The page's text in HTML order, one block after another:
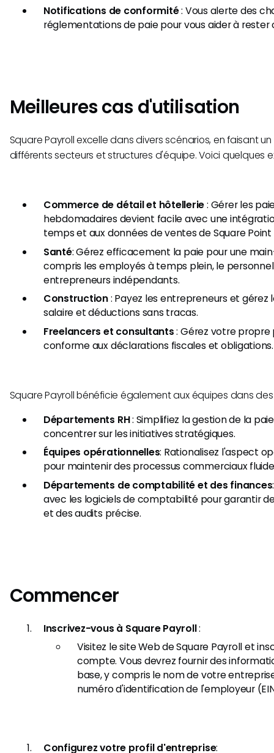
Notifications de conformité: Vous alerte des
réglementations de paie pour vous aider à rester
Meilleures cas d'utilisation
Square Payroll excelle dans divers scénarios, en faisant
différents secteurs et structures d'équipe. Voici quelques
Commerce de détail et hôtellerie: Gérer les
hebdomadaires devient facile avec une
temps et aux données de ventes de Square Point
Santé: Gérez efficacement la paie pour une
compris les employés à temps plein, le
entrepreneurs indépendants.
Construction: Payez les entrepreneurs et gérez
salaire et déductions sans tracas.
Freelancers et consultants: Gérez votre
conforme aux déclarations fiscales et obligations.
Square Payroll bénéficie également aux équipes dans
Départements RH: Simplifiez la gestion de la
concentrer sur les initiatives stratégiques.
Équipes opérationnelles: Rationalisez l'aspect
pour maintenir des processus commerciaux
Départements de comptabilité et des finances
avec les logiciels de comptabilité pour garantir
et des audits précise.
Commencer
Inscrivez-vous à Square Payroll:
Visitez le site Web de Square Payroll et
compte. Vous devrez fournir des
base, y compris le nom de votre
numéro d'identification de l'employeur
Configurez votre profil d'entreprise: